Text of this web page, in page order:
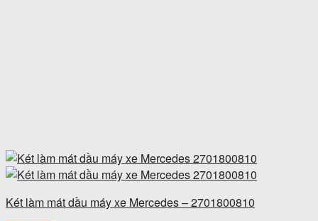
Két làm mát dầu máy xe Mercedes – 2701800810